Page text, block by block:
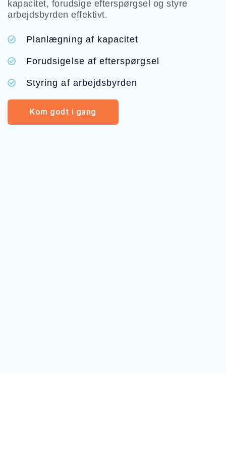
kapacitet, forudsige efterspørgsel og styre
arbejdsbyrden effektivt.
Planlægning af kapacitet
Forudsigelse af efterspørgsel
Styring af arbejdsbyrden
Kom godt i gang